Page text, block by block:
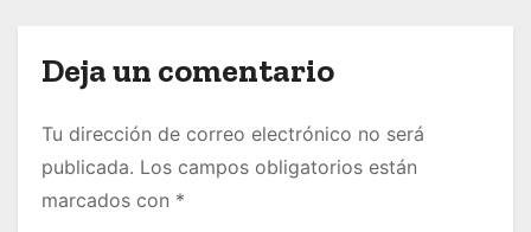
Deja un comentario
Tu dirección de correo electrónico no será
publicada. Los campos obligatorios están
marcados con *